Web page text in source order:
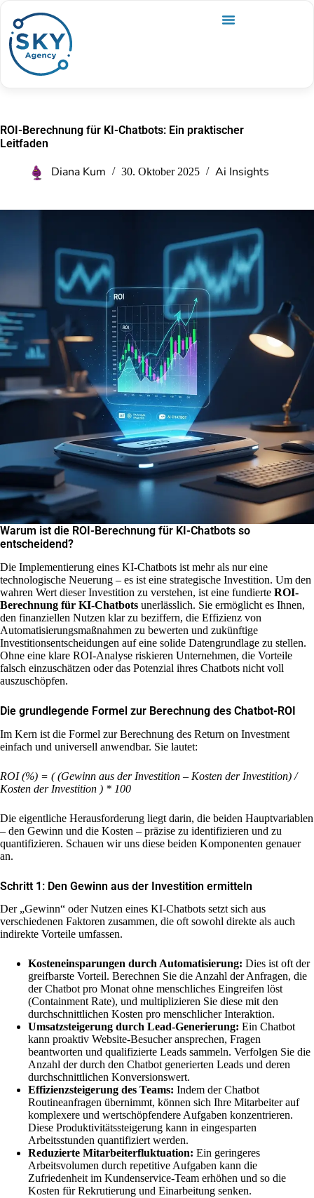
ROI-Berechnung für KI-Chatbots: Ein praktischer
Leitfaden
Diana Kum 30. Oktober 2025 Ai Insights
Warum ist die ROI-Berechnung für KI-Chatbots so
entscheidend?
Die Implementierung eines KI-Chatbots ist mehr als nur eine
technologische Neuerung – es ist eine strategische Investition. Um den
wahren Wert dieser Investition zu verstehen, ist eine fundierte ROI-
Berechnung für KI-Chatbots unerlässlich. Sie ermöglicht es Ihnen,
den finanziellen Nutzen klar zu beziffern, die Effizienz von
Automatisierungsmaßnahmen zu bewerten und zukünftige
Investitionsentscheidungen auf eine solide Datengrundlage zu stellen.
Ohne eine klare ROI-Analyse riskieren Unternehmen, die Vorteile
falsch einzuschätzen oder das Potenzial ihres Chatbots nicht voll
auszuschöpfen.
Die grundlegende Formel zur Berechnung des Chatbot-ROI
Im Kern ist die Formel zur Berechnung des Return on Investment
einfach und universell anwendbar. Sie lautet:
ROI (%) = ( (Gewinn aus der Investition – Kosten der Investition) /
Kosten der Investition ) * 100
Die eigentliche Herausforderung liegt darin, die beiden Hauptvariablen
– den Gewinn und die Kosten – präzise zu identifizieren und zu
quantifizieren. Schauen wir uns diese beiden Komponenten genauer
an.
Schritt 1: Den Gewinn aus der Investition ermitteln
Der „Gewinn“ oder Nutzen eines KI-Chatbots setzt sich aus
verschiedenen Faktoren zusammen, die oft sowohl direkte als auch
indirekte Vorteile umfassen.
Kosteneinsparungen durch Automatisierung: Dies ist oft der
greifbarste Vorteil. Berechnen Sie die Anzahl der Anfragen, die
der Chatbot pro Monat ohne menschliches Eingreifen löst
(Containment Rate), und multiplizieren Sie diese mit den
durchschnittlichen Kosten pro menschlicher Interaktion.
Umsatzsteigerung durch Lead-Generierung: Ein Chatbot
kann proaktiv Website-Besucher ansprechen, Fragen
beantworten und qualifizierte Leads sammeln. Verfolgen Sie die
Anzahl der durch den Chatbot generierten Leads und deren
durchschnittlichen Konversionswert.
Effizienzsteigerung des Teams: Indem der Chatbot
Routineanfragen übernimmt, können sich Ihre Mitarbeiter auf
komplexere und wertschöpfendere Aufgaben konzentrieren.
Diese Produktivitätssteigerung kann in eingesparten
Arbeitsstunden quantifiziert werden.
Reduzierte Mitarbeiterfluktuation: Ein geringeres
Arbeitsvolumen durch repetitive Aufgaben kann die
Zufriedenheit im Kundenservice-Team erhöhen und so die
Kosten für Rekrutierung und Einarbeitung senken.